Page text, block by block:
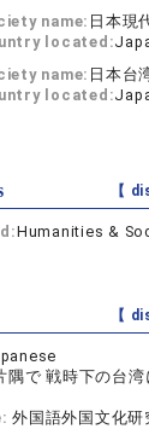
name: 日本現
located:
name: 日本台
located:
【
Humanities &
【
隅で 戦時下の台
外国語外国文化